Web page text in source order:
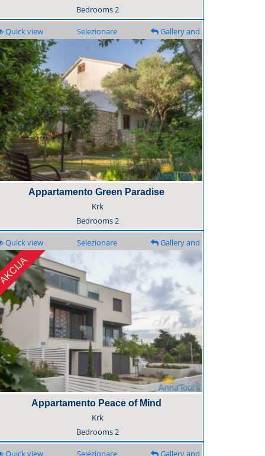
Bedrooms2
Quick view Selezionare
Gallery and
description
Appartamento Green Paradise
Krk
Bedrooms2
Quick view Selezionare
Gallery and
Appartamento Peace of Mind
Krk
Bedrooms2
Quick view Selezionare
Gallery and